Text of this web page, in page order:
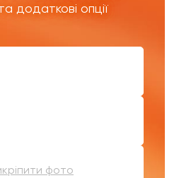
додаткові опції
фото